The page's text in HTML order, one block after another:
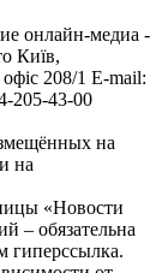
онлайн-медиа -
Київ,
208/1 E-mail:
205-43-00
на
на
«Новости
– обязательна
гиперссылка.